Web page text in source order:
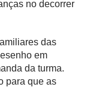
no decorrer
das
em
da turma.
para que as